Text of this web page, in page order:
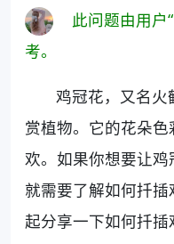
此问题由用户“
考。
鸡冠花，又名火
赏植物。它的花朵
欢。如果你想要让
就需要了解如何扦
起分享一下如何扦插